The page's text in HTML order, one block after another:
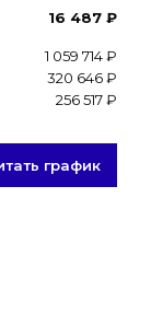
16 487 ₽
1 059 714 ₽
320 646 ₽
256 517 ₽
график